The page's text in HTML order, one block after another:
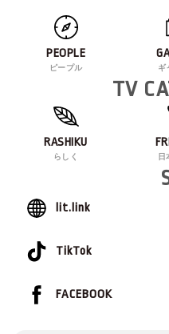
PEOPLE
ピープル ギ
TV
RASHIKU
らしく 日
lit.link
TikTok
FACEBOOK